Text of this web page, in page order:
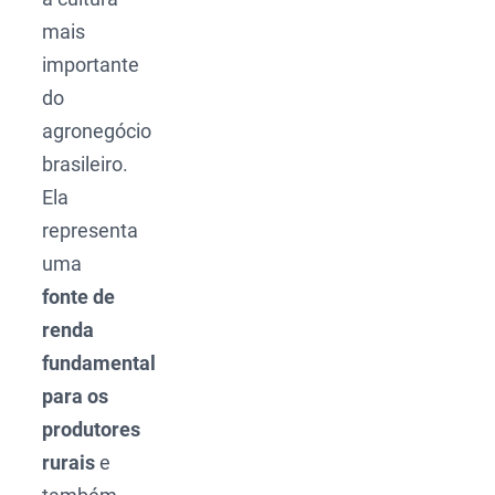
mais
importante
do
agronegócio
brasileiro.
Ela
representa
uma
fonte de
renda
fundamental
para os
produtores
ruraise